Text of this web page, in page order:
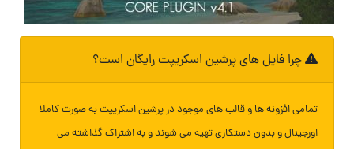
چرا فایل های پرشین اسکریپت رایگان است؟
تمامی افزونه ها و قالب های موجود در پرشین اسکریپت به صورت کاملا
اورجینال و بدون دستکاری تهیه می شوند و به اشتراک گذاشته می